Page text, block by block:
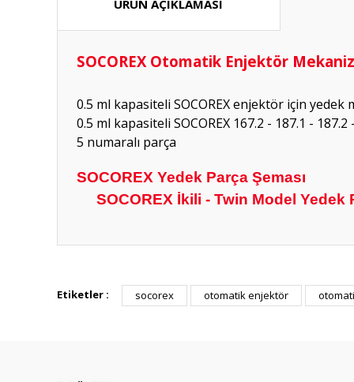
ÜRÜN AÇIKLAMASI
SOCOREX Otomatik Enjektör
0.5 ml kapasiteli SOCOREX enjektör için yedek
0.5 ml kapasiteli SOCOREX 167.2 - 187.1 -
5 numaralı parça
SOCOREX Yedek Parça Şeması
SOCOREX İkili - Twin Model Yedek
P... K... | 26/07/2026
Etiketler : socorex otomatik enjektör